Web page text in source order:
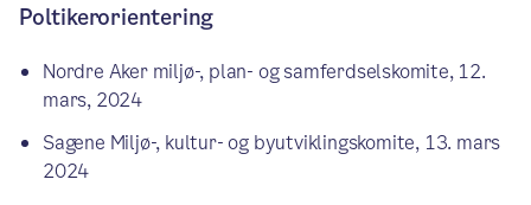
Poltikerorientering
Nordre Aker miljø-, plan- og samferdselskomite, 12.
mars, 2024
Sagene Miljø-, kultur- og byutviklingskomite, 13. mars
2024